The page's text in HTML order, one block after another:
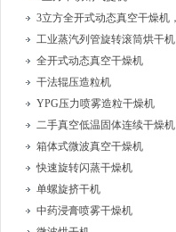
3立方全开式动态真空干燥机
工业蒸汽列管旋转滚筒烘干机
全开式动态真空干燥机
干法辊压造粒机
YPG压力喷雾造粒干燥机
二手真空低温固体连续干燥机
箱体式微波真空干燥机
快速旋转闪蒸干燥机
单螺旋挤干机
中药浸膏喷雾干燥机